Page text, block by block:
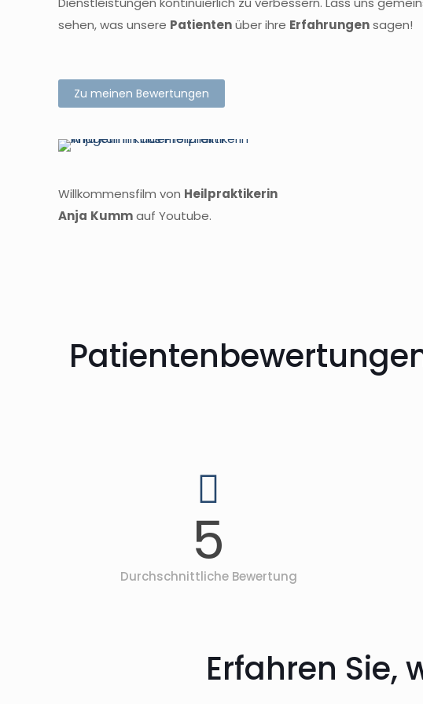
sehen, was unsere Patientenüber ihre Erfahrungensagen!
Zu meinen Bewertungen
Willkommensfilm von Heilpraktikerin
Anja Kummauf Youtube.
5
Durchschnittliche Bewertung
Erfahren Sie,